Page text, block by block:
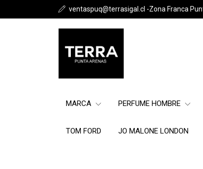
ventaspuq@terrasigal.cl -Zona Franca
MARCA PERFUME HOMBRE
TOM FORD JO MALONE LONDON